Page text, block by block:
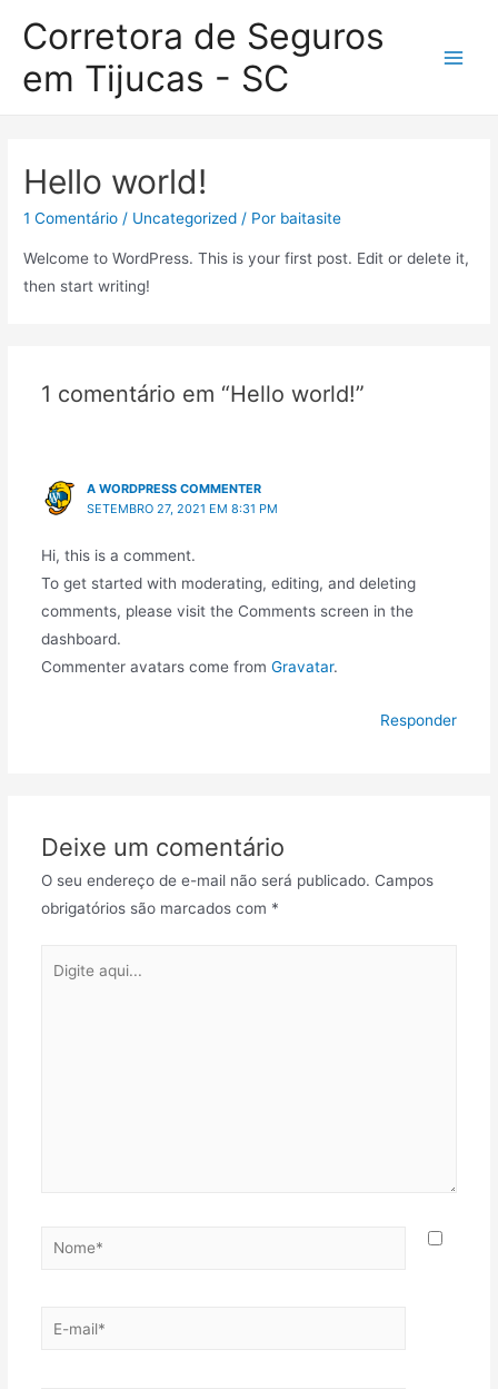
Corretora de Seguros
em Tijucas - SC
Hello world!
1 Comentário / Uncategorized / Por baitasite
Welcome to WordPress. This is your first post. Edit or delete it,
then start writing!
1 comentário em “Hello world!”
A WORDPRESS COMMENTER
SETEMBRO 27, 2021 EM 8:31 PM
Hi, this is a comment.
To get started with moderating, editing, and deleting
comments, please visit the Comments screen in the
dashboard.
Commenter avatars come from Gravatar.
Responder
Deixe um comentário
O seu endereço de e-mail não será publicado. Campos
obrigatórios são marcados com *
aqui...
Nome*
E-